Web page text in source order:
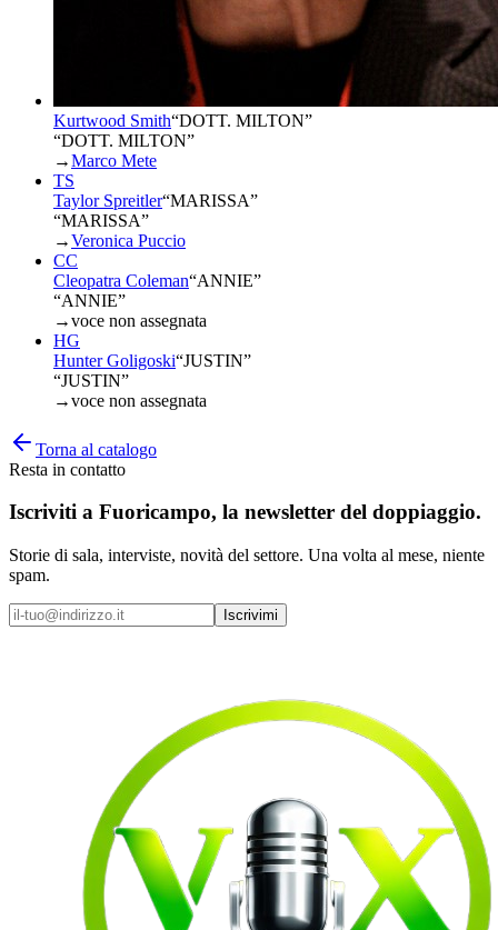
Kurtwood Smith“DOTT. MILTON”
“DOTT. MILTON”
→Marco Mete
TS
Taylor Spreitler“MARISSA”
“MARISSA”
→Veronica Puccio
CC
Cleopatra Coleman“ANNIE”
“ANNIE”
→voce non assegnata
HG
Hunter Goligoski“JUSTIN”
“JUSTIN”
→voce non assegnata
Torna al catalogo
Resta in contatto
Iscriviti a Fuoricampo, la newsletter del doppiaggio.
Storie di sala, interviste, novità del settore. Una volta al mese, niente
spam.
Iscrivimi